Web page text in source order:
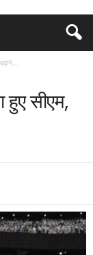
हुए सीएम,